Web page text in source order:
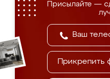
Присылайте —
Прикрепить